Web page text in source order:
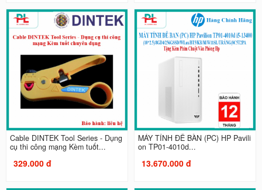
Cable DINTEK Tool Series - Dụng
cụ thi công mạng Kèm tuốt...
329.000 đ
MÁY TÍNH ĐỂ BÀN (PC) HP Pavili
on TP01-4010d...
13.670.000 đ